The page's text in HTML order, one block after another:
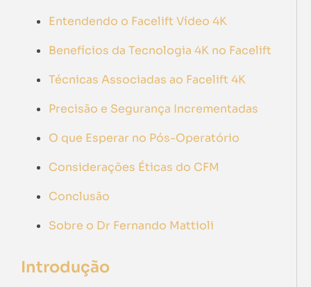
Entendendo o Facelift Vídeo 4K
Benefícios da Tecnologia 4K no Facelift
Técnicas Associadas ao Facelift 4K
Precisão e Segurança Incrementadas
O que Esperar no Pós-Operatório
Considerações Éticas do CFM
Conclusão
Sobre o Dr Fernando Mattioli
Introdução